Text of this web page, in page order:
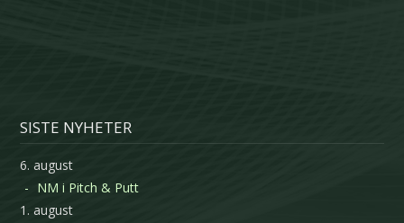
SISTE NYHETER
6. august
NM i Pitch & Putt
1. august